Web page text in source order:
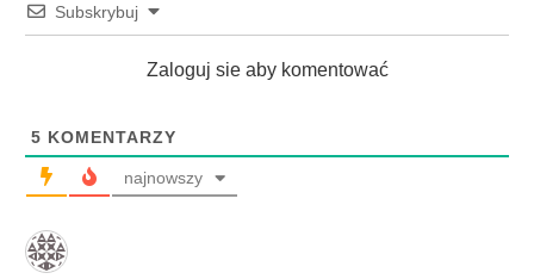
Subskrybuj
Zaloguj sie aby komentować
5 KOMENTARZY
najnowszy